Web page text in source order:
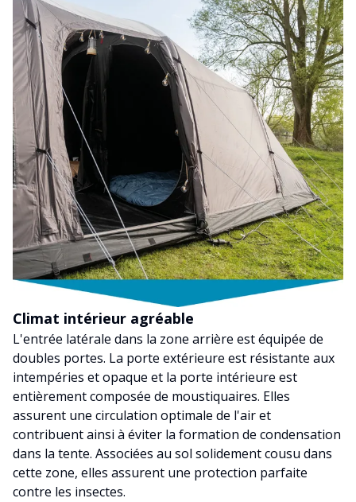
Climat intérieur agréable
L'entrée latérale dans la zone arrière est équipée de
doubles portes. La porte extérieure est résistante aux
intempéries et opaque et la porte intérieure est
entièrement composée de moustiquaires. Elles
assurent une circulation optimale de l'air et
contribuent ainsi à éviter la formation de condensation
dans la tente. Associées au sol solidement cousu dans
cette zone, elles assurent une protection parfaite
contre les insectes.